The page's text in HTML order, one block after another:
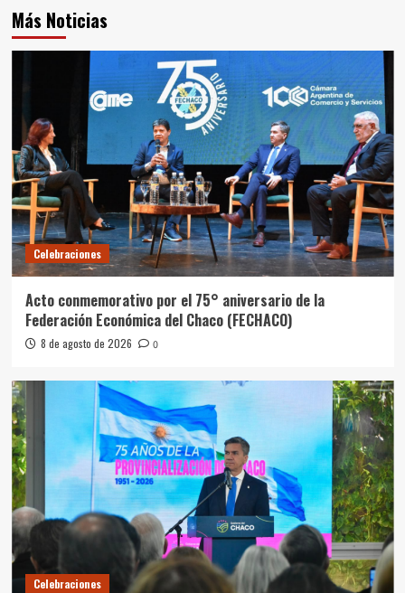
Más Noticias
Celebraciones
Acto conmemorativo por el 75° aniversario de la
Federación Económica del Chaco (FECHACO)
8 de agosto de 2026 0
Celebraciones